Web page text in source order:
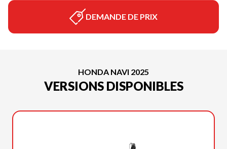
DEMANDE DE PRIX
HONDA NAVI 2025
VERSIONS DISPONIBLES